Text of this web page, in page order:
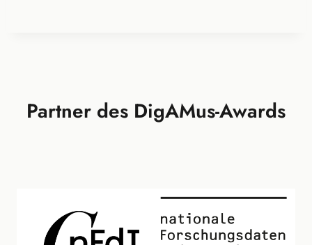
Partner des DigAMus-Awards